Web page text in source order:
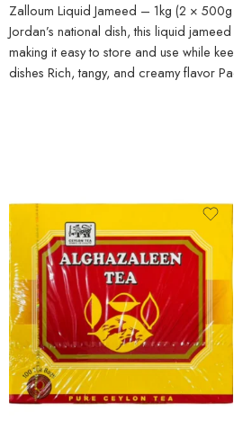
Zalloum Liquid Jameed – 1kg (2 ×
Jordan’s national dish, this liquid
making it easy to store and use while
dishes Rich, tangy, and creamy flavor